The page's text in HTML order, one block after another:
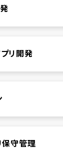
リ開発
保守管理